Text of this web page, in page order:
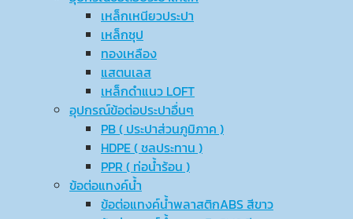
เหล็กเหนียวประปา
เหล็กชุป
ทองเหลือง
แสตนเลส
เหล็กดำแนว LOFT
อุปกรณ์ข้อต่อประปาอื่นๆ
PB ( ประปาส่วนภูมิภาค )
HDPE ( ชลประทาน )
PPR ( ท่อน้ำร้อน )
ข้อต่อแทงค์น้ำ
ข้อต่อแทงค์น้ำพลาสติกABS สีขาว